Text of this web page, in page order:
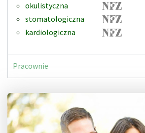
okulistyczna
stomatologiczna
kardiologiczna
Pracownie